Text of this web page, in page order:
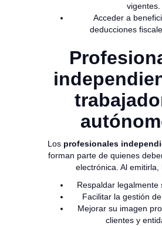
vigentes.
Acceder a
deducciones
Los profesionales
forman parte de quienes
electrónica. Al emitirla,
Respaldar legalmente
Facilitar la gestión de
Mejorar su imagen
clientes y